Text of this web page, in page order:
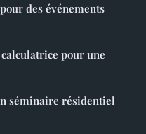
des événements
pour une
séminaire résidentiel